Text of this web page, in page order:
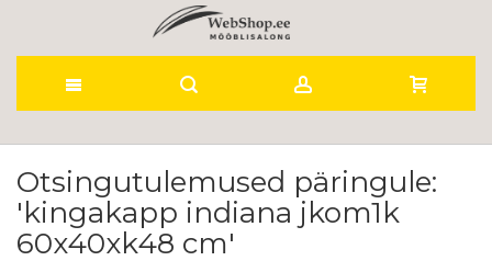
to
Content
Otsingutulemused päringule:
'kingakapp indiana jkom1k
60x40xk48 cm'